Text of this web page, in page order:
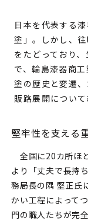
日本を代表する
塗」。しかし、
をたどっており
で、輪島漆器商
塗の歴史と変遷
販路展開について
堅牢性を支える
全国に20カ所ほ
より「丈夫で長持
務局長の隅 堅正氏
かい工程によって
門の職人たちが完